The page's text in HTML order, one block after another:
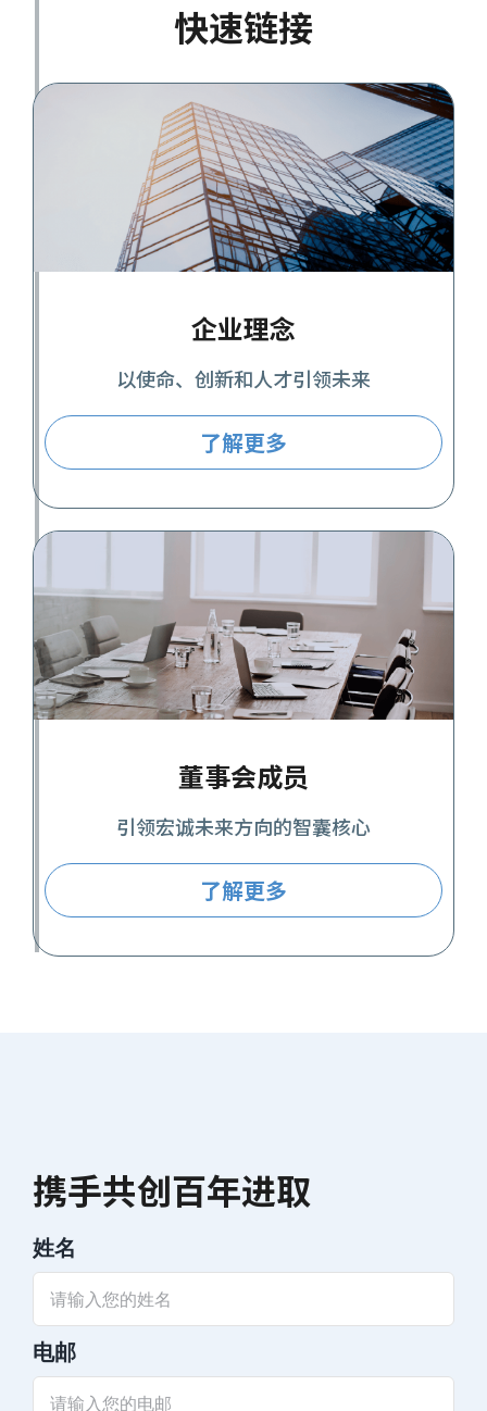
快速链接
企业理念
以使命、创新和人才引领未来
了解更多
董事会成员
引领宏诚未来方向的智囊核心
了解更多
携手共创百年进取
姓名
电邮